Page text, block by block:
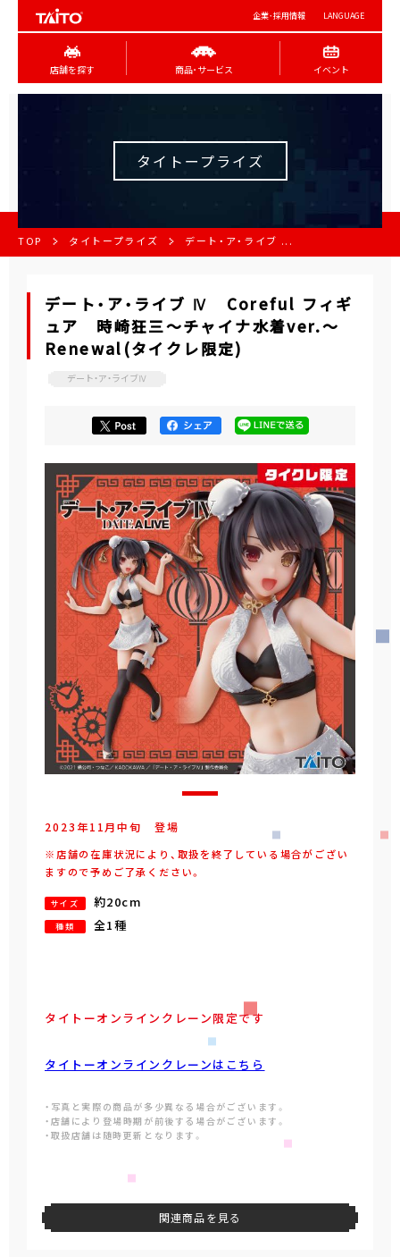
企業･採用情報 LANGUAGE
店舗を探す 商品･サービス イベント
タイトープライズ
TOP タイトープライズ デート・ア・ライブ ...
デート・ア・ライブ Ⅳ Coreful フィギ
ュア 時崎狂三～チャイナ水着ver.～
Renewal(タイクレ限定)
デート・ア・ライブⅣ
2023年11月中旬 登場
※店舗の在庫状況により、取扱を終了している場合がござい
ますので予めご了承ください。
サイズ 約20cm
種類 全1種
タイトーオンラインクレーン限定です
タイトーオンラインクレーンはこちら
・写真と実際の商品が多少異なる場合がございます。
・店舗により登場時期が前後する場合がございます。
・取扱店舗は随時更新となります。
関連商品を見る